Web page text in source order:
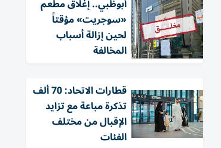
أبوظبي.. إغلاق مطعم
«سوجريت» مؤقتاً
لحين إزالة أسباب
المخالفة
قطارات الاتحاد: 70 ألف
تذكرة مباعة مع تزايد
الإقبال من مختلف
الفئات